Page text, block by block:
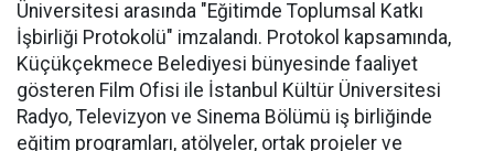
Üniversitesi arasında "Eğitimde Toplumsal Katkı
İşbirliği Protokolü" imzalandı. Protokol kapsamında,
Küçükçekmece Belediyesi bünyesinde faaliyet
gösteren Film Ofisi ile İstanbul Kültür Üniversitesi
Radyo, Televizyon ve Sinema Bölümü iş birliğinde
eğitim programları, atölyeler, ortak projeler ve